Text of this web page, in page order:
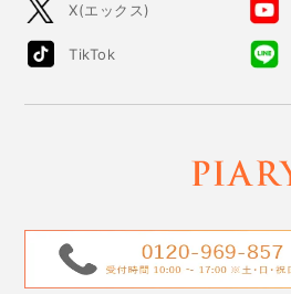
X(エックス)
TikTok